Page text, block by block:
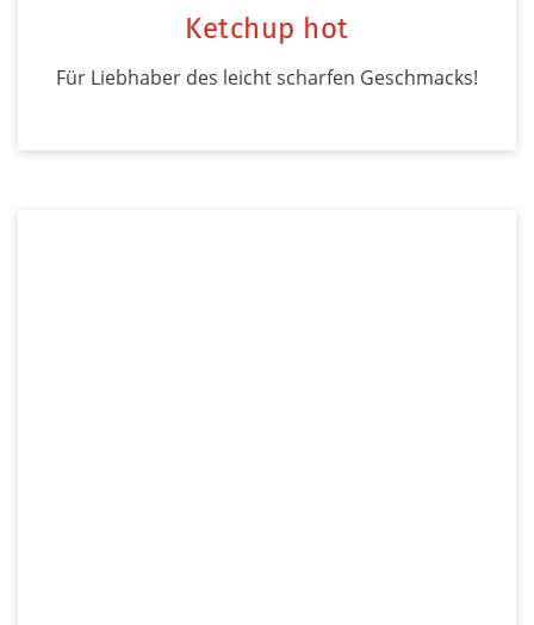
Ketchup hot
Für Liebhaber des leicht scharfen Geschmacks!